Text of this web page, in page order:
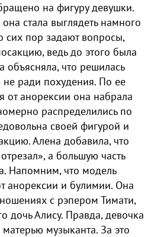
на фигуру девушки.
стала выглядеть намного
сих пор задают вопросы,
ведь до этого была
что решилась
ради похудения. По ее
от анорексии она набрала
распределились по
своей фигурой и
Алена добавила, что
а большую часть
Напомним, что модель
анорексии и булимии. Она
с рэпером Тимати,
дочь Алису. Правда, девочка
музыканта. За это